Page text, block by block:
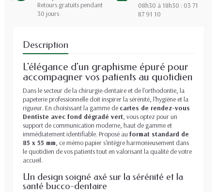
Retours gratuits pendant
30 jours
08h30 à 18h30 : 03 71
87 91 10
Description
L'élégance d'un graphisme épuré pour
accompagner vos patients au quotidien
Dans le secteur de la chirurgie-dentaire et de l'orthodontie, la
papeterie professionnelle doit inspirer la sérénité, l'hygiène et la
rigueur. En choisissant la gamme de cartes de rendez-vous
Dentiste avec fond dégradé vert, vous optez pour un
support de communication moderne, haut de gamme et
immédiatement identifiable. Proposé au format standard de
85 x 55 mm, ce mémo papier s'intègre harmonieusement dans
le quotidien de vos patients tout en valorisant la qualité de votre
accueil.
Un design soigné axé sur la sérénité et la
santé bucco-dentaire